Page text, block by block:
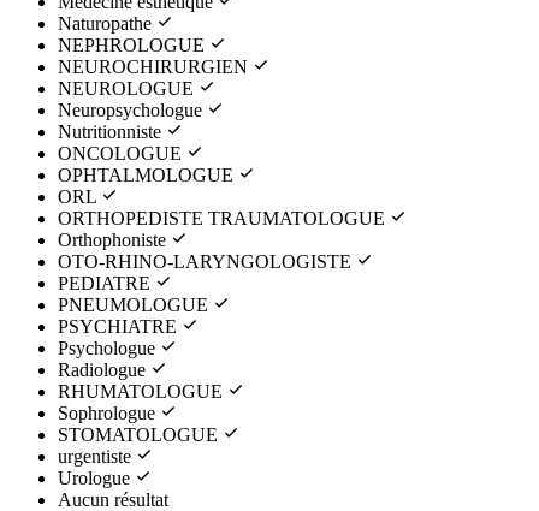
Naturopathe
NEPHROLOGUE
NEUROCHIRURGIEN
NEUROLOGUE
Neuropsychologue
Nutritionniste
ONCOLOGUE
OPHTALMOLOGUE
ORL
ORTHOPEDISTE TRAUMATOLOGUE
Orthophoniste
OTO-RHINO-LARYNGOLOGISTE
PEDIATRE
PNEUMOLOGUE
PSYCHIATRE
Psychologue
Radiologue
RHUMATOLOGUE
Sophrologue
STOMATOLOGUE
urgentiste
Urologue
Aucun résultat